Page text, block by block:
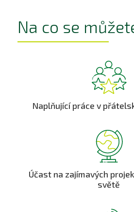
Na co se
Naplňující práce v
Účast na zajímavých
světě